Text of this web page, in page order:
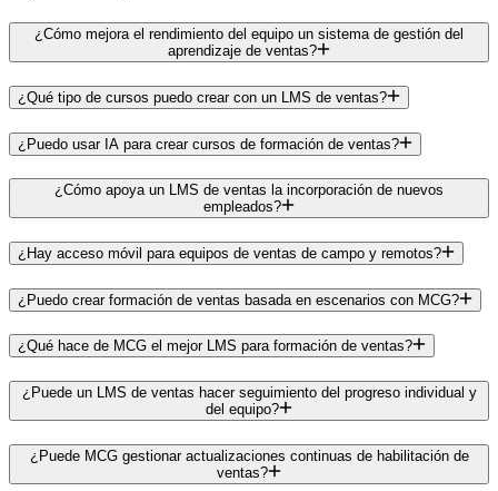
¿Cómo mejora el rendimiento del equipo un sistema de gestión del
aprendizaje de ventas?
¿Qué tipo de cursos puedo crear con un LMS de ventas?
¿Puedo usar IA para crear cursos de formación de ventas?
¿Cómo apoya un LMS de ventas la incorporación de nuevos
empleados?
¿Hay acceso móvil para equipos de ventas de campo y remotos?
¿Puedo crear formación de ventas basada en escenarios con MCG?
¿Qué hace de MCG el mejor LMS para formación de ventas?
¿Puede un LMS de ventas hacer seguimiento del progreso individual y
del equipo?
¿Puede MCG gestionar actualizaciones continuas de habilitación de
ventas?